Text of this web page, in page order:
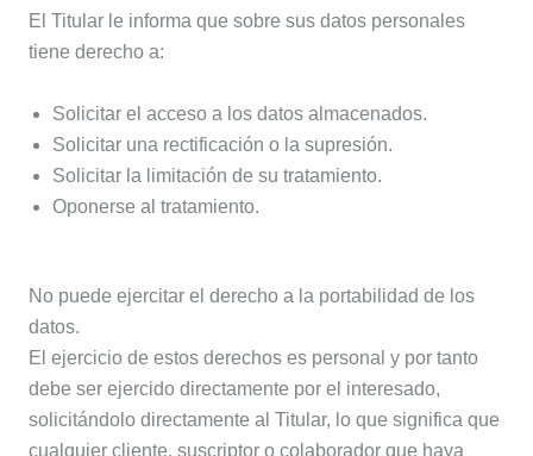
El Titular le informa que sobre sus datos personales
tiene derecho a:
Solicitar el acceso a los datos almacenados.
Solicitar una rectificación o la supresión.
Solicitar la limitación de su tratamiento.
Oponerse al tratamiento.
No puede ejercitar el derecho a la portabilidad de los
datos.
El ejercicio de estos derechos es personal y por tanto
debe ser ejercido directamente por el interesado,
solicitándolo directamente al Titular, lo que significa que
cualquier cliente, suscriptor o colaborador que haya